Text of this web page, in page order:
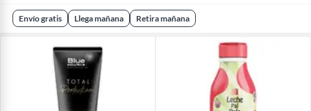
Envío gratis Llega mañana Retira mañana